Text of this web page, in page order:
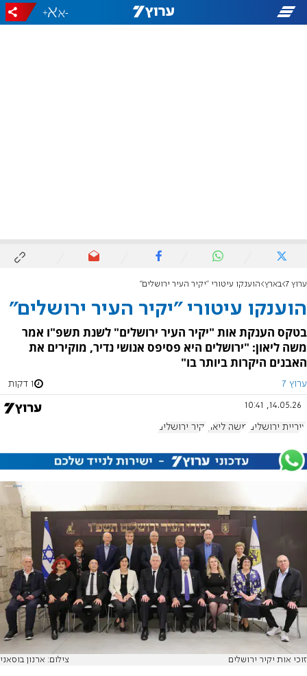
-
+
ערוץ 7 בארץ הוענקו עיטורי "יקיר העיר ירושלים"
הוענקו עיטורי "יקיר העיר ירושלים"
בטקס הענקת אות "יקיר העיר ירושלים" לשנת תשפ"ו אמר
משה ליאון: "ירושלים היא פסיפס אנושי נדיר, מוקירים את
האבנים היקרות ביותר בו"
ערוץ 7 1 דקות
14.05.26, 10:41
עיריית ירושלים משה ליאון יקיר ירושלים
זוכי אות יקיר ירושלים צילום: ארנון בוסאני